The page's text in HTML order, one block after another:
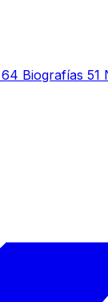
64 Biografías 51